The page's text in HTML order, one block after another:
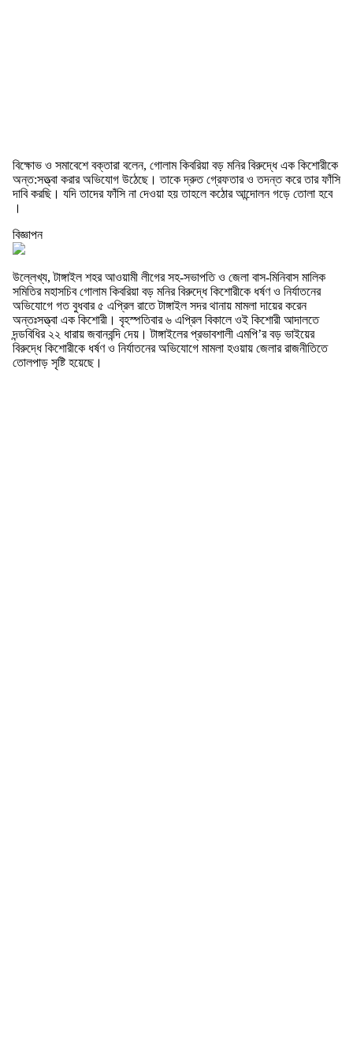
বিক্ষোভ ও সমাবেশে বক্তারা বলেন, গোলাম কিবরিয়া বড় মনির বিরুদ্ধে এক কিশোরীকে
অন্ত:সত্ত্বা করার অভিযোগ উঠেছে। তাকে দ্রুত গ্রেফতার ও তদন্ত করে তার ফাঁসি
দাবি করছি। যদি তাদের ফাঁসি না দেওয়া হয় তাহলে কঠোর আন্দোলন গড়ে তোলা হবে
।
বিজ্ঞাপন
উল্লেখ্য, টাঙ্গাইল শহর আওয়ামী লীগের সহ-সভাপতি ও জেলা বাস-মিনিবাস মালিক
সমিতির মহাসচিব গোলাম কিবরিয়া বড় মনির বিরুদ্ধে কিশোরীকে ধর্ষণ ও নির্যাতনের
অভিযোগে গত বুধবার ৫ এপ্রিল রাতে টাঙ্গাইল সদর থানায় মামলা দায়ের করেন
অন্তঃসত্ত্বা এক কিশোরী। বৃহস্পতিবার ৬ এপ্রিল বিকালে ওই কিশোরী আদালতে
দন্ডবিধির ২২ ধারায় জবানবন্দি দেয়। টাঙ্গাইলের প্রভাবশালী এমপি’র বড় ভাইয়ের
বিরুদ্ধে কিশোরীকে ধর্ষণ ও নির্যাতনের অভিযোগে মামলা হওয়ায় জেলার রাজনীতিতে
তোলপাড় সৃষ্টি হয়েছে।